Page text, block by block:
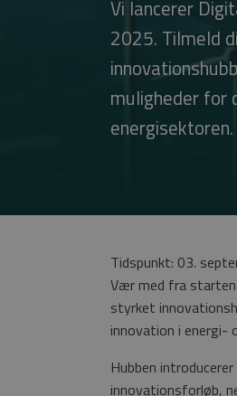
Vi lancerer
2025. Tilmeld
muligheder for
energisektoren.
Tidspunkt: 03.
Vær med fra starten
styrket
innovation i energi-
Hubben
innovationsforløb,